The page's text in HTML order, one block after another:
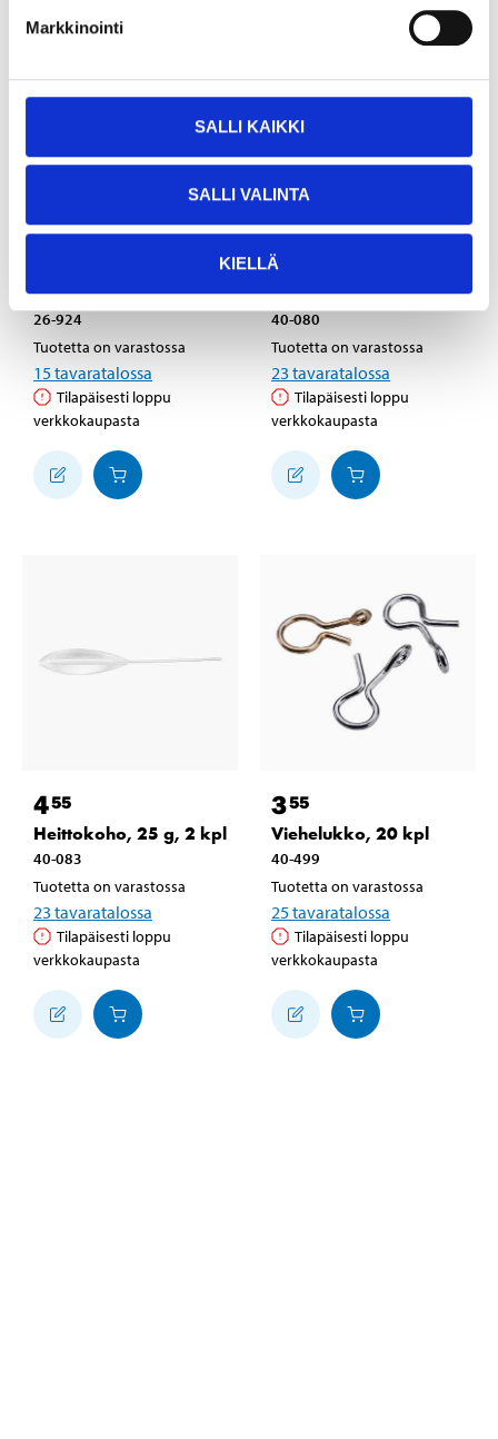
Markkinointi
SALLI KAIKKI
SALLI VALINTA
KIELLÄ
Takilasarja
26-924
Tuotetta on varastossa
15tavaratalossa
Tilapäisesti loppu
verkkokaupasta
4
Heittokoho, 25 g, 2 kpl
40-080
Tuotetta on varastossa
23 tavaratalossa
Tilapäisesti loppu
verkkokaupasta
455
Heittokoho, 25 g, 2 kpl
40-083
Tuotetta on varastossa
23 tavaratalossa
Tilapäisesti loppu
verkkokaupasta
355
Viehelukko, 20 kpl
40-499
Tuotetta on varastossa
25tavaratalossa
Tilapäisesti loppu
verkkokaupasta